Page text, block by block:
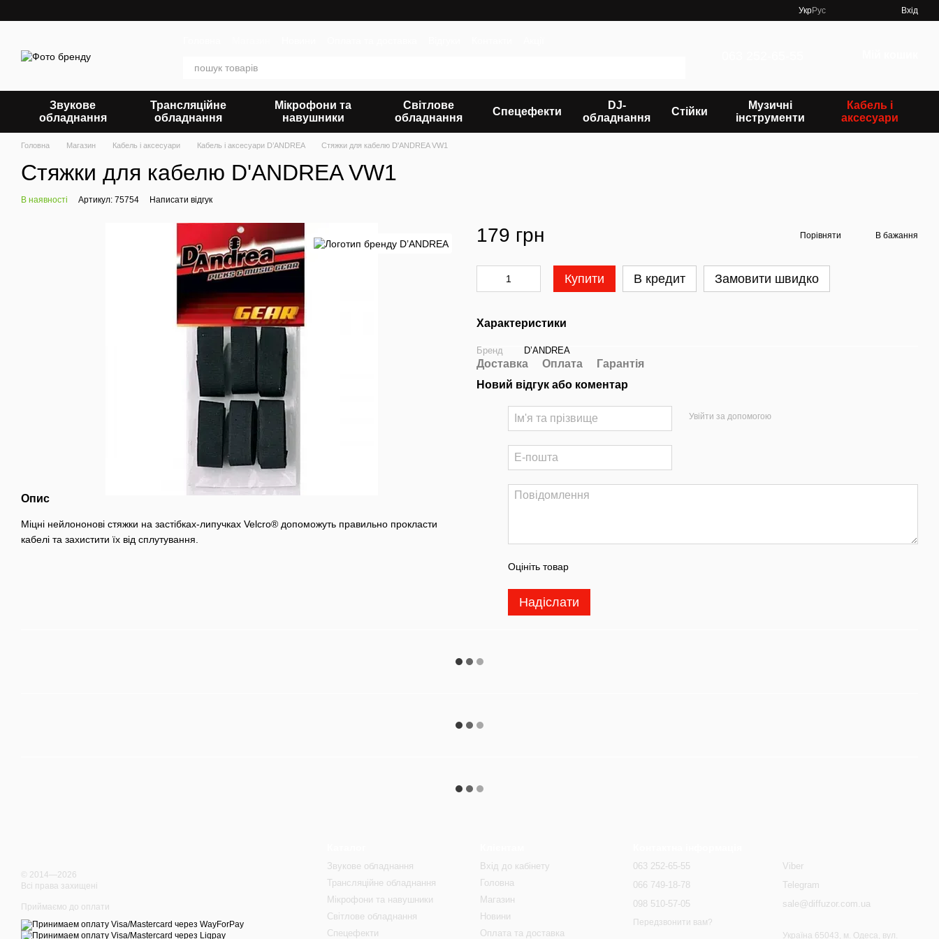
УкрРус Вхід
Звукове
обладнання
Трансляційне
обладнання
Мікрофони та
навушники
Світлове
обладнання
Спецефекти
DJ-
обладнання
Стійки
Музичні
інструменти
Кабель і
аксесуари
Головна Магазин Кабель і аксесуари Кабель і аксесуари D’ANDREA Стяжки для кабелю D'ANDREA VW1
Стяжки для кабелю D'ANDREA VW1
В наявності Артикул: 75754 Написати відгук
Опис
Міцні нейлононові стяжки на застібках-липучках Velcro® допоможуть правильно прокласти
кабелі та захистити їх від сплутування.
179 грн Порівняти В бажання
Купити В кредит Замовити швидко
Характеристики
Бренд D’ANDREA
Доставка Оплата
Гарантія
Новий відгук або коментар
Увійти за допомогою
Оцініть товар
Надіслати
© 2014—2026
Всі права захищені
Приймаємо до оплати
Звукове обладнання
Трансляційне обладнання
Мікрофони та навушники
Світлове обладнання
Спецефекти
Вхід до кабінету
Головна
Магазин
Новини
Оплата та доставка
063 252-65-55
066 749-18-78
098 510-57-05
Передзвонити вам?
Viber
Telegram
sale@diffuzor.com.ua
Україна 65043, м. Одеса, вул.